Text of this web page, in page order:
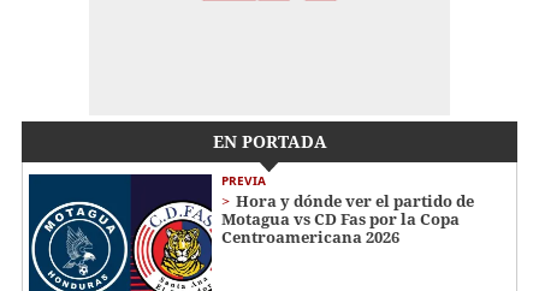
EN PORTADA
PREVIA
Hora y dónde ver el partido de
Motagua vs CD Fas por la Copa
Centroamericana 2026